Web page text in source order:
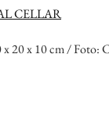
CELLAR
20 x 10 cm / Foto: